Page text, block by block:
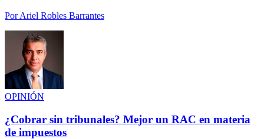
PorAriel Robles Barrantes
OPINIÓN
¿Cobrar sin tribunales? Mejor un RAC en materia
de impuestos